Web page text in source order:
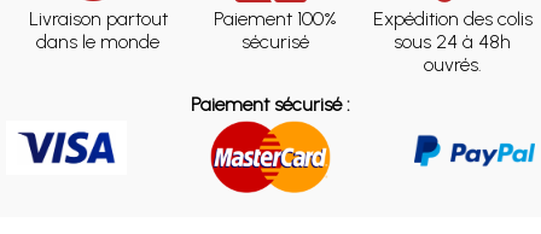
Livraison partout
dans le monde
Paiement 100%
sécurisé
Expédition des colis
sous 24 à 48h
ouvrés.
Paiement sécurisé :